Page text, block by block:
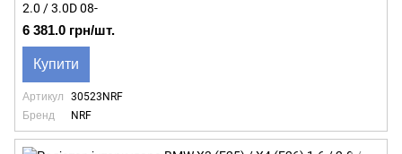
2.0 / 3.0D 08-
6 381.0 грн/шт.
Купити
Артикул
30523NRF
Бренд
NRF